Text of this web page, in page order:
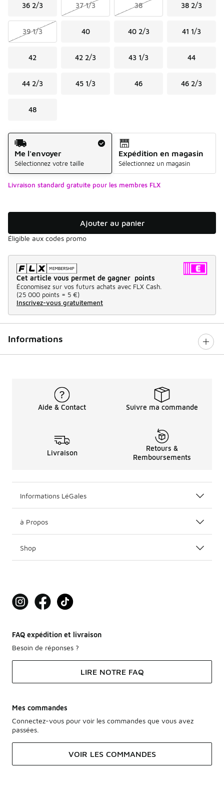
36 2/3 37 1/3 38 38 2/3
39 1/3 40 40 2/3 41 1/3
42 42 2/3 43 1/3 44
44 2/3 45 1/3 46 46 2/3
48
Mode d'expédition
Me l'envoyer
Sélectionnez votre taille
Expédition en magasin
Sélectionnez un magasin
Livraison standard gratuite pour les membres FLX
Ajouter au panier
Éligible aux codes promo
Cet article vous permet de gagner points
Économisez sur vos futurs achats avec FLX Cash.
(25 000 points = 5 €)
Inscrivez-vous gratuitement
Informations
Aide & Contact Suivre ma commande
Livraison
Retours &
Remboursements
Informations LéGales
à Propos
Shop
FAQ expédition et livraison
Besoin de réponses ?
LIRE NOTRE FAQ
Mes commandes
Connectez-vous pour voir les commandes que vous avez
passées.
VOIR LES COMMANDES